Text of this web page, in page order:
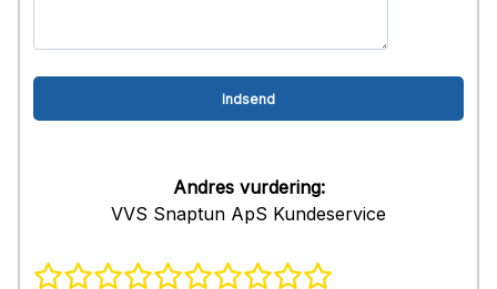
Andres vurdering:
VVS Snaptun ApS Kundeservice